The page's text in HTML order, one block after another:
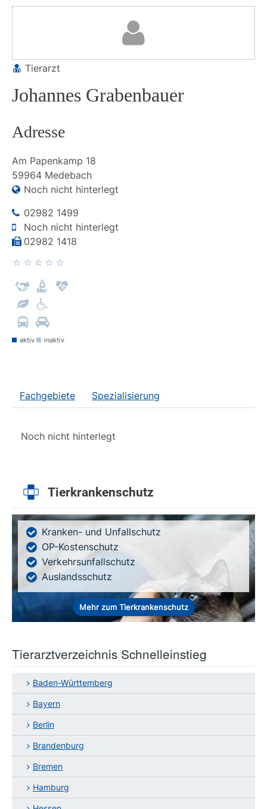
Tierarzt
Johannes Grabenbauer
Adresse
Am Papenkamp 18
59964 Medebach
Noch nicht hinterlegt
02982 1499
Noch nicht hinterlegt
02982 1418
aktiv inaktiv
Fachgebiete Spezialisierung
Noch nicht hinterlegt
Tierkrankenschutz
Kranken- und Unfallschutz
OP-Kostenschutz
Verkehrsunfallschutz
Auslandsschutz
Mehr zum Tierkrankenschutz
Tierarztverzeichnis Schnelleinstieg
Baden-Württemberg
Bayern
Berlin
Brandenburg
Bremen
Hamburg